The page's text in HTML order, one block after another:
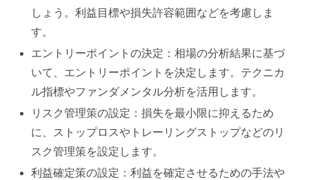
しょう。利益目標や損失許容範囲などを考慮しま
す。
エントリーポイントの決定：相場の分析結果に基づ
いて、エントリーポイントを決定します。テクニカ
ル指標やファンダメンタル分析を活用します。
リスク管理策の設定：損失を最小限に抑えるため
に、ストップロスやトレーリングストップなどのリ
スク管理策を設定します。
利益確定策の設定：利益を確定させるための手法や